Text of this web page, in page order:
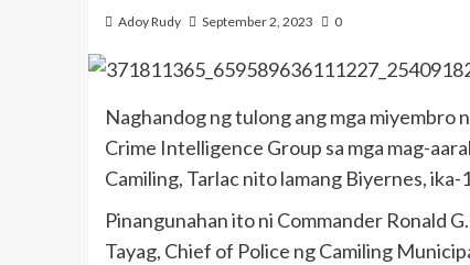
Adoy Rudy September 2, 2023 0
Naghandog ng tulong ang mga miyembro
Crime Intelligence Group sa mga mag-
Camiling, Tarlac nito lamang Biyernes,
Pinangunahan ito ni Commander Ronald
Tayag, Chief of Police ng Camiling